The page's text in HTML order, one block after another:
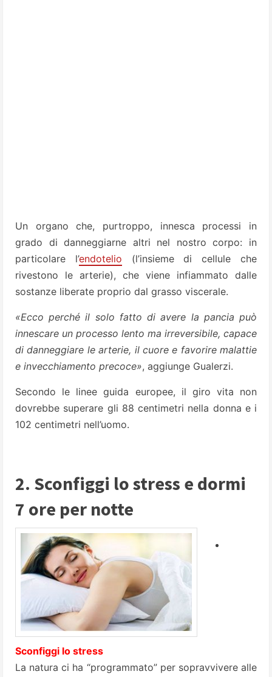
Un organo che, purtroppo, innesca processi in
grado di danneggiarne altri nel nostro corpo: in
particolare l’endotelio (l’insieme di cellule che
rivestono le arterie), che viene infiammato dalle
sostanze liberate proprio dal grasso viscerale.
«Ecco perché il solo fatto di avere la pancia può
innescare un processo lento ma irreversibile, capace
di danneggiare le arterie, il cuore e favorire malattie
e invecchiamento precoce», aggiunge Gualerzi.
Secondo le linee guida europee, il giro vita non
dovrebbe superare gli 88 centimetri nella donna e i
102 centimetri nell’uomo.
2. Sconfiggi lo stress e dormi
7 ore per notte
Sconfiggi lo stress
La natura ci ha “programmato” per sopravvivere alle